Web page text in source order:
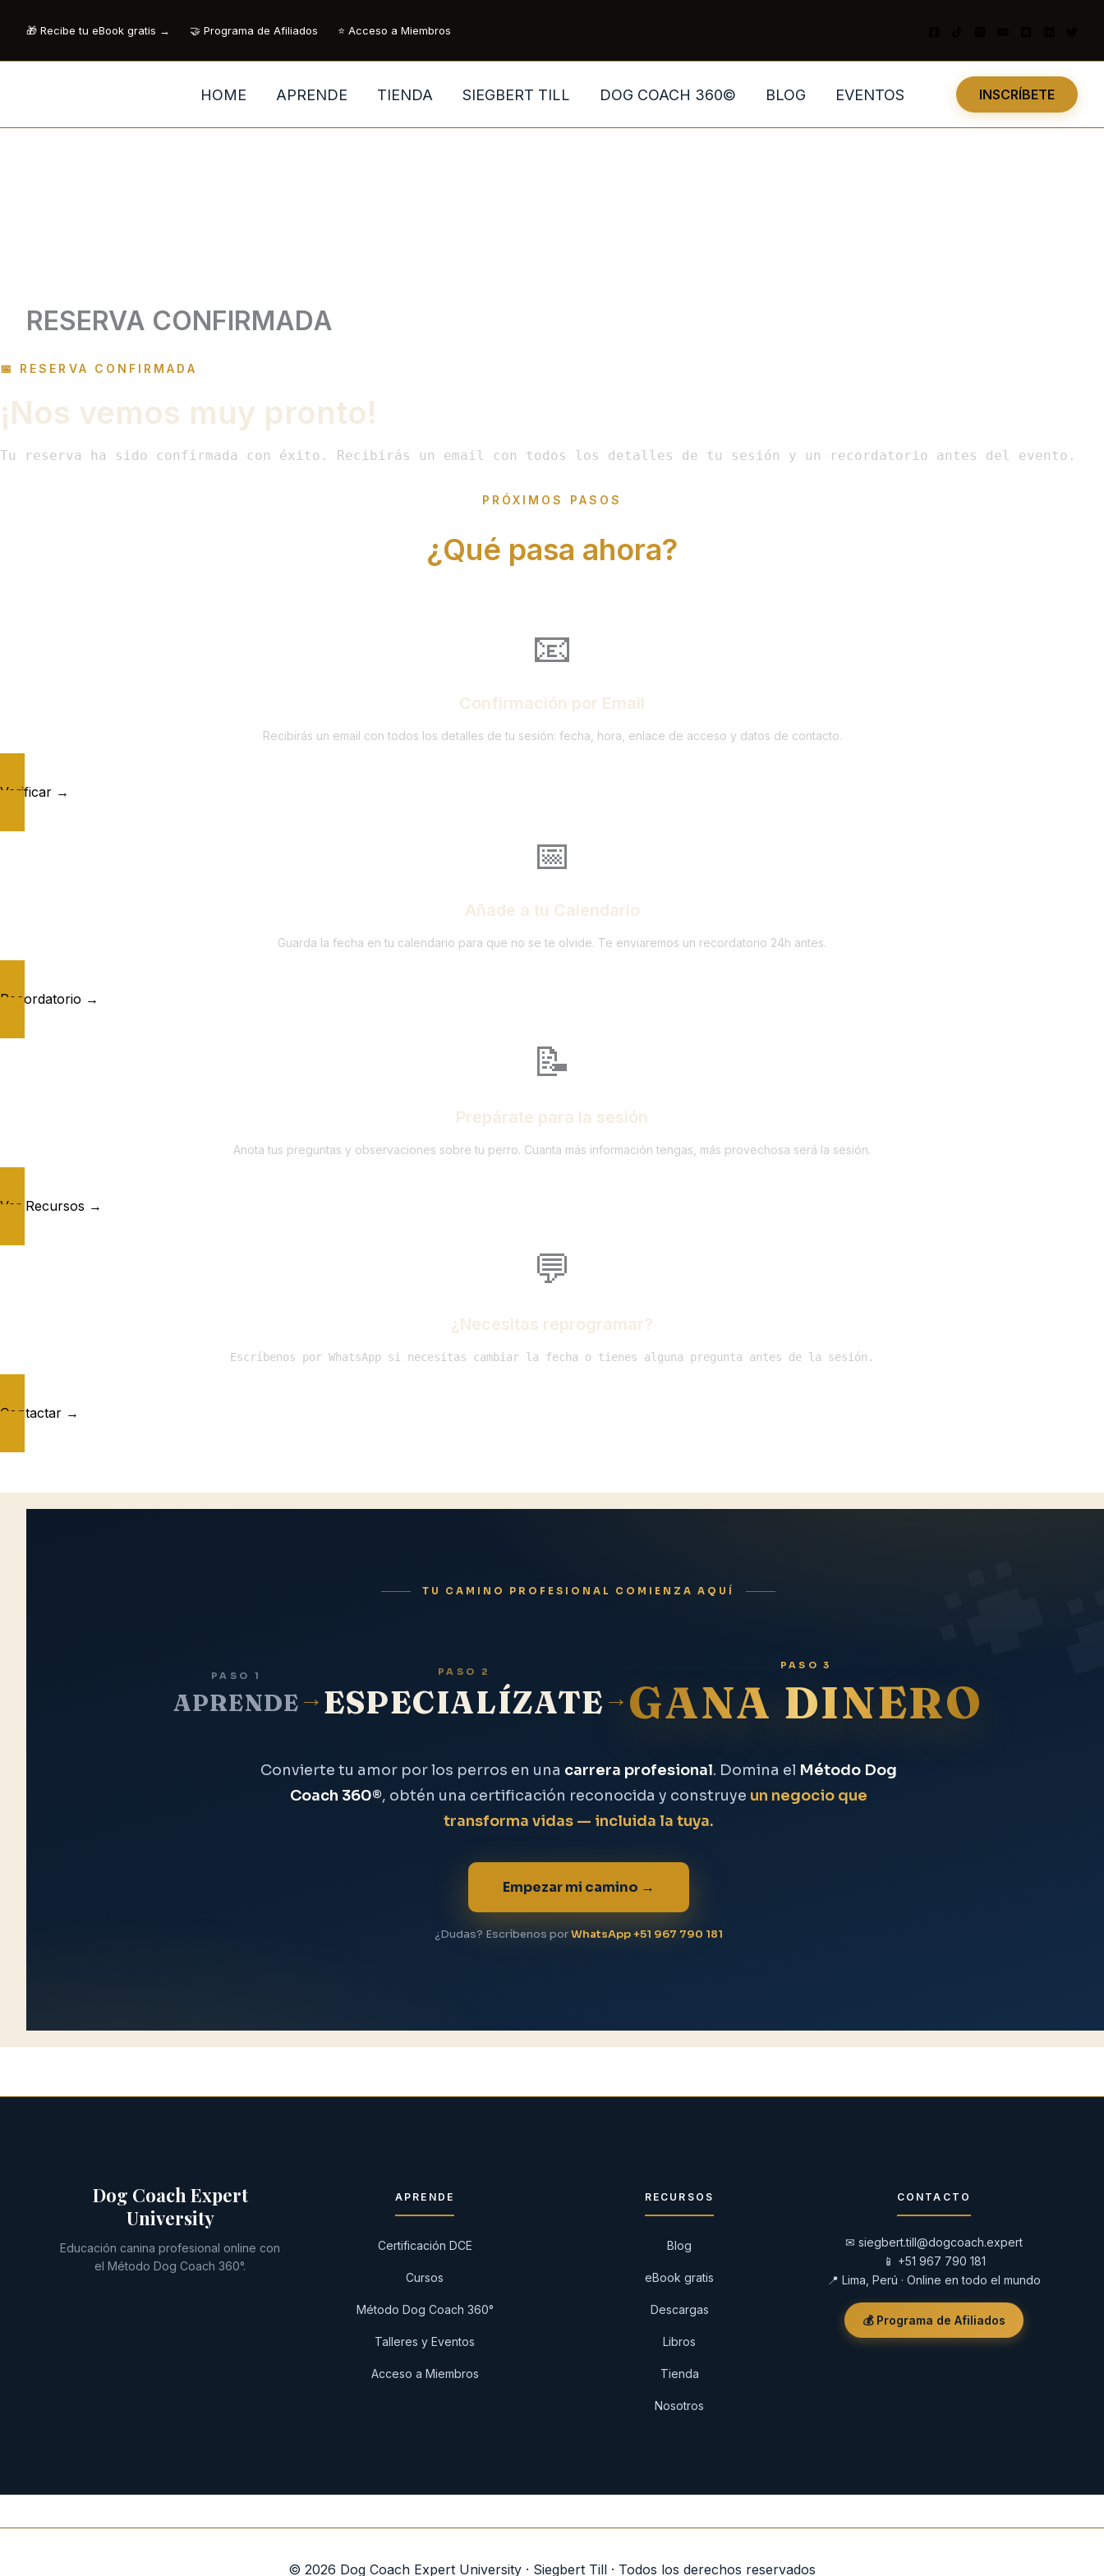
contenido
🎁 Recibe tu eBook gratis → 🤝 Programa de Afiliados ⭐ Acceso a Miembros
HOME APRENDE TIENDA SIEGBERT TILL DOG COACH 360© BLOG EVENTOS INSCRÍBETE
RESERVA CONFIRMADA
📅 RESERVA CONFIRMADA
¡Nos vemos muy pronto!
Tu reserva ha sido confirmada con éxito. Recibirás un email con todos los detalles de tu sesión y un recordatorio antes del evento.
PRÓXIMOS PASOS
¿Qué pasa ahora?
📧
Confirmación por Email
Recibirás un email con todos los detalles de tu sesión: fecha, hora, enlace de acceso y datos de contacto.
Verificar →
📅
Añade a tu Calendario
Guarda la fecha en tu calendario para que no se te olvide. Te enviaremos un recordatorio 24h antes.
Recordatorio →
📝
Prepárate para la sesión
Anota tus preguntas y observaciones sobre tu perro. Cuanta más información tengas, más provechosa será la sesión.
Ver Recursos →
💬
¿Necesitas reprogramar?
Escríbenos por WhatsApp si necesitas cambiar la fecha o tienes alguna pregunta antes de la sesión.
Contactar →
TU CAMINO PROFESIONAL COMIENZA AQUÍ
PASO 1
APRENDE →
PASO 2
ESPECIALÍZATE →
PASO 3
GANA DINERO
Convierte tu amor por los perros en una carrera profesional. Domina el Método Dog
Coach 360®, obtén una certificación reconocida y construye un negocio que
transforma vidas — incluida la tuya.
Empezar mi camino →
¿Dudas? Escríbenos porWhatsApp +51 967 790 181
Dog Coach Expert
University
Educación canina profesional online con
el Método Dog Coach 360°.
APRENDE
Certificación DCE
Cursos
Método Dog Coach 360°
Talleres y Eventos
Acceso a Miembros
RECURSOS
Blog
eBook gratis
Descargas
Libros
Tienda
Nosotros
CONTACTO
✉ siegbert.till@dogcoach.expert
📱 +51 967 790 181
📍 Lima, Perú · Online en todo el mundo
💰 Programa de Afiliados
© 2026 Dog Coach Expert University · Siegbert Till · Todos los derechos reservados